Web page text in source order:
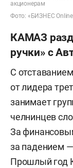
акционерам
Фото: «БИЗНЕС
КАМАЗ
ручки» с
С
от лидера
занимает
челнинцев
За
за падением
Прошлый год